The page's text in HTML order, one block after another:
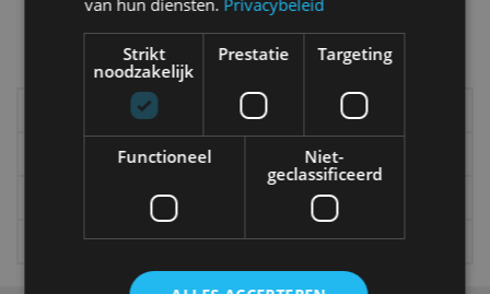
Meer autonieuws
Alle categorieën van AutoRAI.nl
Elektrisch
Autotests
Interview
Column
Gadgets
Tech
Video
Games
van hun diensten. Privacybeleid
Strikt
noodzakelijk
Prestatie Targeting
Functioneel
Niet-
geclassificeerd